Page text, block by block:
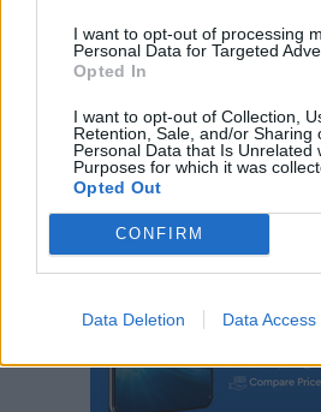
I want to opt-out of processing
Personal Data for Targeted
Opted In
I want to opt-out of Collection,
Retention, Sale, and/or Sharing
Personal Data that Is Unrelated
Purposes for which it was
Opted Out
CONFIRM
Data Deletion Data Access